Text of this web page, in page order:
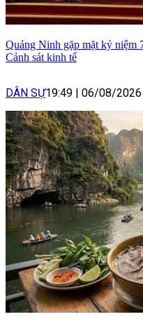
Quảng Ninh gặp mặt kỷ niệm
Cảnh sát kinh tế
DÂN SỰ19:49 | 06/08/2026